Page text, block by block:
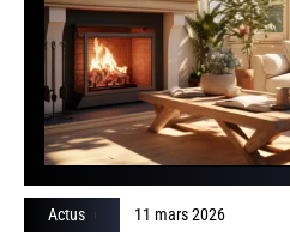
Actus 11 mars 2026